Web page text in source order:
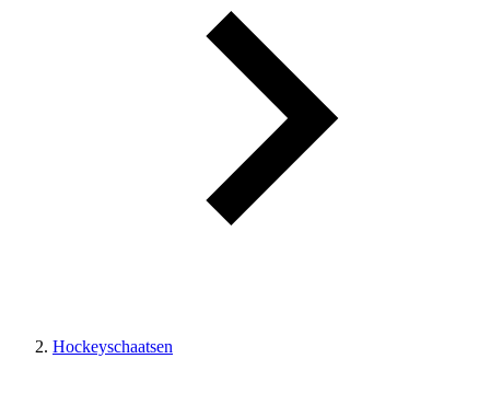
Hockeyschaatsen